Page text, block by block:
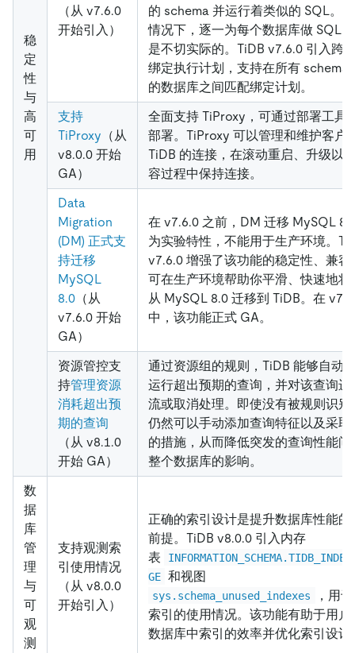
稳
定
性
与
高
可
用
（从 v7.6.0
开始引入）
的 schema 并运行着类似的 SQL。
情况下，逐一为每个数据库做 SQL
是不切实际的。TiDB v7.6.0 引入跨
绑定执行计划，支持在所有 schema
的数据库之间匹配绑定计划。
支持
TiProxy （从
v8.0.0 开始
GA）
全面支持 TiProxy，可通过部署工具
部署。TiProxy 可以管理和维护客户
TiDB 的连接，在滚动重启、升级以
容过程中保持连接。
Data
Migration
(DM) 正式支
持迁移
MySQL
8.0 （从
v7.6.0 开始
GA）
在 v7.6.0 之前，DM 迁移 MySQL
为实验特性，不能用于生产环境。
v7.6.0 增强了该功能的稳定性、兼容
可在生产环境帮助你平滑、快速地将
从 MySQL 8.0 迁移到 TiDB。在
中，该功能正式 GA。
资源管控支
持管理资源
消耗超出预
期的查询
（从 v8.1.0
开始 GA）
通过资源组的规则，TiDB 能够自动
运行超出预期的查询，并对该查询进
流或取消处理。即使没有被规则识别
仍然可以手动添加查询特征以及采取
的措施，从而降低突发的查询性能问
整个数据库的影响。
数
据
库
管
理
与
可
观
测
支持观测索
引使用情况
（从 v8.0.0
开始引入）
正确的索引设计是提升数据库性能的
前提。TiDB v8.0.0 引入内存
表
GE 和视图
sys.schema_unused_indexes
，用
索引的使用情况。该功能有助于用户
数据库中索引的效率并优化索引设计